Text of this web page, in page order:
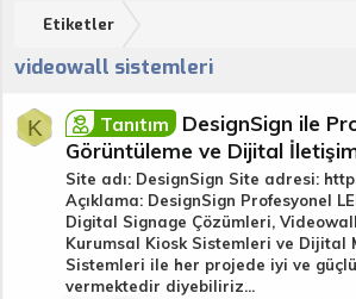
Etiketler
videowall sistemleri
K Tanıtım
DesignSign ile
Görüntüleme ve Dijital
Site adı: DesignSign Site adresi:
Açıklama: DesignSign Profesyonel
Digital Signage Çözümleri,
Kurumsal Kiosk Sistemleri ve Dijital
Sistemleri ile her projede iyi ve
vermektedir diyebiliriz...